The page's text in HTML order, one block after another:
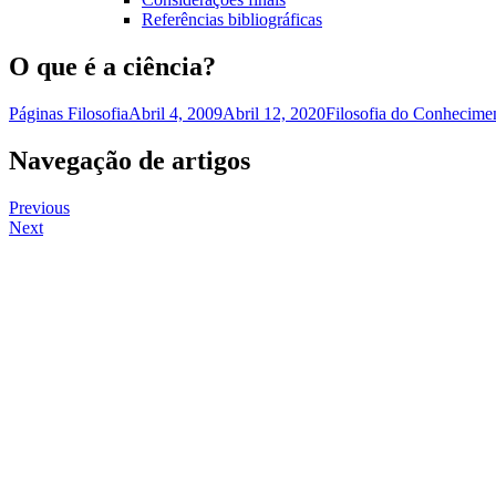
Referências bibliográficas
O que é a ciência?
Páginas FilosofiaAbril 4, 2009Abril 12, 2020Filosofia do
Navegação de artigos
Previous
Next